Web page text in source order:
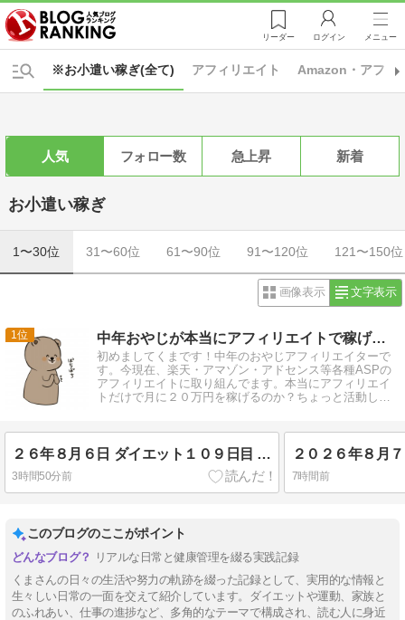
リーダー ログイン メニュー
※お小遣い稼ぎ(全て) アフィリエイト Amazon・アフィ
人気 フォロー数 急上昇 新着
お小遣い稼ぎ
1〜30位 31〜60位 61〜90位 91〜120位 121〜150位
画像表示 文字表示
1 中年おやじが本当にアフィリエイトで稼げる？実験証明ブログ
初めましてくまです！中年のおやじアフィリエイターで
す。今現在、楽天・アマゾン・アドセンス等各種ASPの
アフィリエイトに取り組んでます。本当にアフィリエイ
トだけで月に２０万円を稼げるのか？ちょっと活動して
２６年８月６日 ダイエット１０９日目 Season４ Day１９
3時間50分前
２０２６年８月
7時間前
このブログのここがポイント
リアルな日常と健康管理を綴る実践記録
くまさんの日々の生活や努力の軌跡を綴った記録として、実用的な情報と
生々しい日常の一面を交えて紹介しています。ダイエットや運動、家族と
のふれあい、仕事の進捗など、多角的なテーマで構成され、読む人に身近